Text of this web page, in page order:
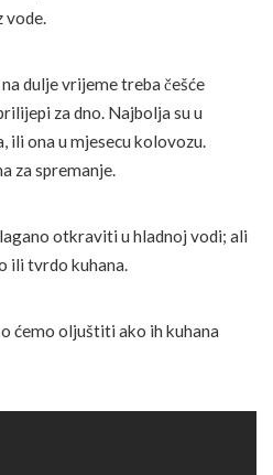
vode.
na dulje vrijeme treba češće
za dno. Najbolja su u
ili ona u mjesecu kolovozu.
za spremanje.
otkraviti u hladnoj vodi; ali
ili tvrdo kuhana.
ćemo oljuštiti ako ih kuhana